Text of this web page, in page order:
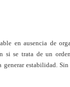
en ausencia de
si se trata de un
estabilidad.